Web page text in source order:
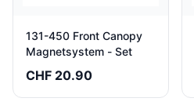
131-450 Front Canopy
Magnetsystem - Set
CHF 20.90